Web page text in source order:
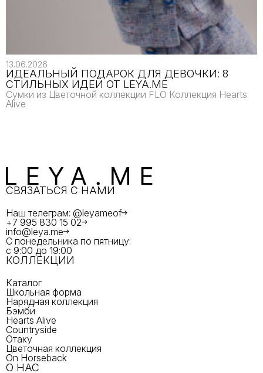
13.06.2026
ИДЕАЛЬНЫЙ ПОДАРОК ДЛЯ ДЕВОЧКИ: 8
СТИЛЬНЫХ ИДЕЙ ОТ LEYA.ME
Сумки из Цветочной коллекции FLO Коллекция Hearts
Alive
СВЯЗАТЬСЯ С НАМИ
Наш телеграм: @leyameof
+7 995 830 15 02
info@leya.me
С понедельника по пятницу:
с 9:00 до 19:00
КОЛЛЕКЦИИ
Каталог
Школьная форма
Нарядная коллекция
Бэмби
Hearts Alive
Countryside
Отаку
Цветочная коллекция
On Horseback
О НАС